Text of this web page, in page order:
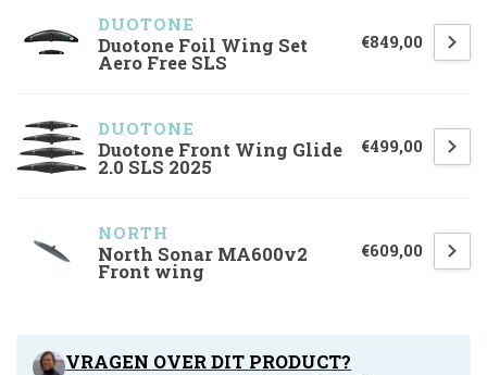
DUOTONE
Duotone Foil Wing Set
Aero Free SLS
€849,00
DUOTONE
Duotone Front Wing Glide
2.0 SLS 2025
€499,00
NORTH
North Sonar MA600v2
Front wing
€609,00
VRAGEN OVER DIT PRODUCT?